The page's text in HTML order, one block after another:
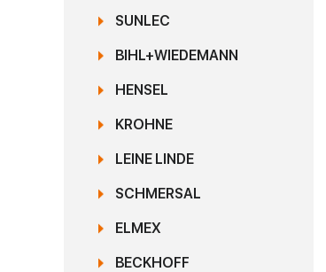
SUNLEC
BIHL+WIEDEMANN
HENSEL
KROHNE
LEINE LINDE
SCHMERSAL
ELMEX
BECKHOFF